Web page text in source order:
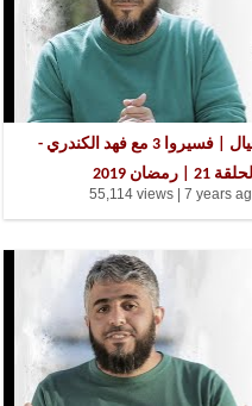
صانع الأجيال | فسيروا 3 مع فهد الكندري -
الحلقة 21 | رمضان 2019
55,114 views |7 years